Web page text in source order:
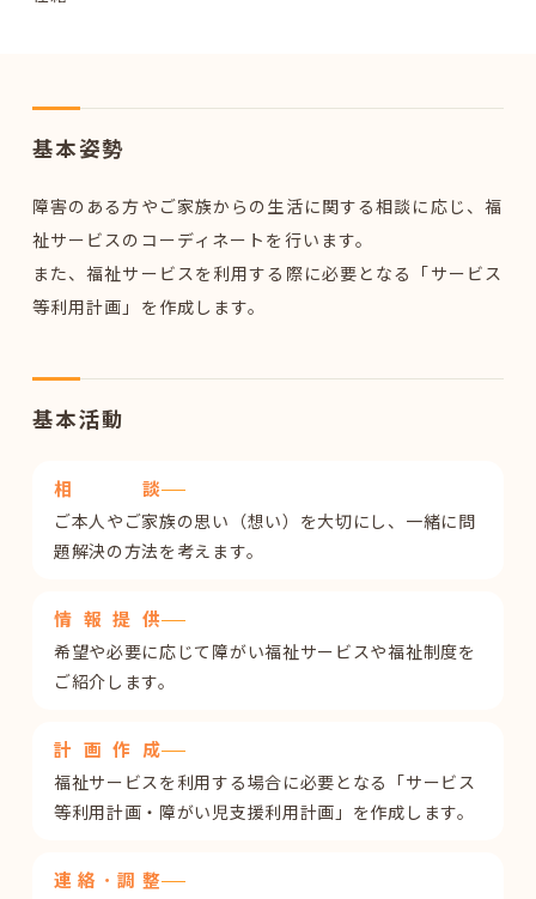
基本姿勢
障害のある方やご家族からの生活に関する相談に応じ、福
祉サービスのコーディネートを行います。
また、福祉サービスを利用する際に必要となる「サービス
等利用計画」を作成します。
基本活動
相談
ご本人やご家族の思い（想い）を大切にし、一緒に問
題解決の方法を考えます。
情報提供
希望や必要に応じて障がい福祉サービスや福祉制度を
ご紹介します。
計画作成
福祉サービスを利用する場合に必要となる「サービス
等利用計画・障がい児支援利用計画」を作成します。
連絡･調整